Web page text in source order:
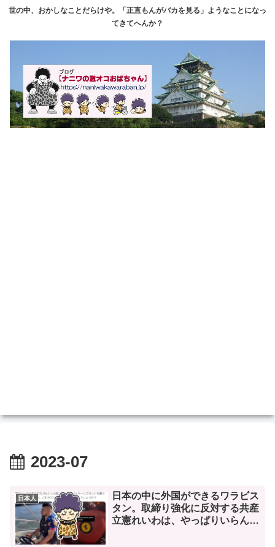
世の中、おかしなことだらけや。「正直もんがバカを見る」ようなことになっ
てきてへんか？
2023-07
日本人
日本の中に外国ができるワラビス
タン。取締り強化に反対する共産
立憲れいわは、やっぱりいらん